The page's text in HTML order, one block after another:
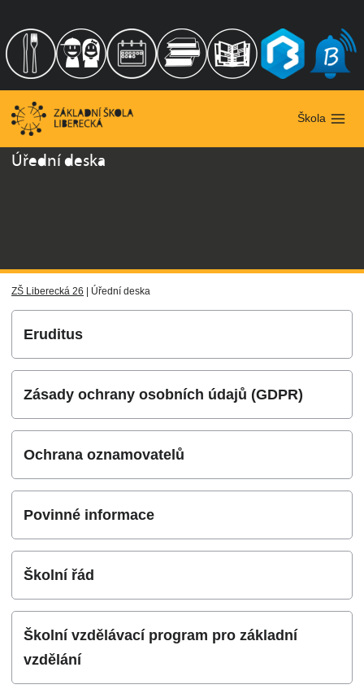
obsah
Škola
Úřední deska
ZŠ Liberecká 26 | Úřední deska
Eruditus
Zásady ochrany osobních údajů (GDPR)
Ochrana oznamovatelů
Povinné informace
Školní řád
Školní vzdělávací program pro základní
vzdělání